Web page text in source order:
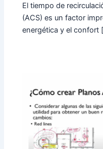
El tiempo de
(ACS) es un factor
energética y el confort